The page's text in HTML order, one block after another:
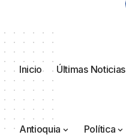
Inicio Últimas Noticias
Antioquia Política